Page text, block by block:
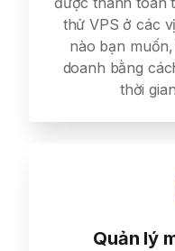
thử VPS ở các
nào bạn
doanh bằng
thời
Quản lý